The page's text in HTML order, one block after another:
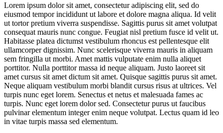
Lorem ipsum dolor sit amet, consectetur adipiscing elit, sed do
eiusmod tempor incididunt ut labore et dolore magna aliqua. Id velit
ut tortor pretium viverra suspendisse. Sagittis purus sit amet volutpat
consequat mauris nunc congue. Feugiat nisl pretium fusce id velit ut.
Habitasse platea dictumst vestibulum rhoncus est pellentesque elit
ullamcorper dignissim. Nunc scelerisque viverra mauris in aliquam
sem fringilla ut morbi. Amet mattis vulputate enim nulla aliquet
porttitor. Nulla porttitor massa id neque aliquam. Justo laoreet sit
amet cursus sit amet dictum sit amet. Quisque sagittis purus sit amet.
Neque aliquam vestibulum morbi blandit cursus risus at ultrices. Vel
turpis nunc eget lorem. Senectus et netus et malesuada fames ac
turpis. Nunc eget lorem dolor sed. Consectetur purus ut faucibus
pulvinar elementum integer enim neque volutpat. Lectus quam id leo
in vitae turpis massa sed elementum.